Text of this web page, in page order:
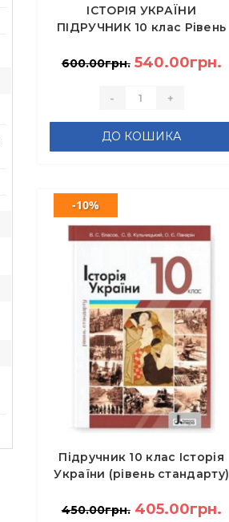
ІСТОРІЯ УКРАЇНИ
ПІДРУЧНИК 10 клас Рівень
Мартинюк О.О.
600.00грн. 540.00грн.
- +
ДО КОШИКА
Підручник 10 клас Історія
України (рівень стандарту)
С.В., Панарін О.Є.
-10%
450.00грн. 405.00грн.